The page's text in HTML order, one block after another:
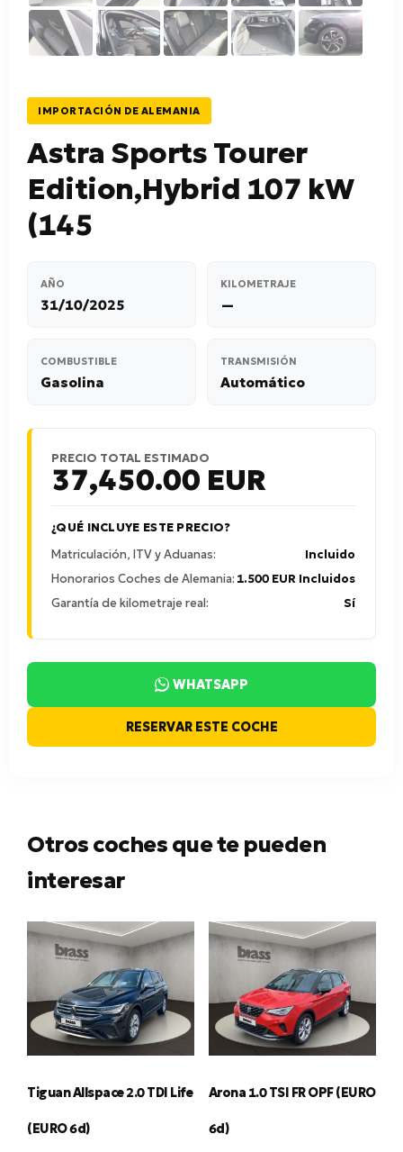
IMPORTACIÓN DE ALEMANIA
Astra Sports Tourer
Edition,Hybrid 107 kW
(145
AÑO
31/10/2025
KILOMETRAJE
—
COMBUSTIBLE
Gasolina
TRANSMISIÓN
Automático
PRECIO TOTAL ESTIMADO
37,450.00 EUR
¿QUÉ INCLUYE ESTE PRECIO?
Matriculación, ITV y Aduanas:
Incluido
Honorarios Coches de Alemania: 1.500 EUR Incluidos
Garantía de kilometraje real:
Sí
WHATSAPP
RESERVAR ESTE COCHE
Otros coches que te pueden
interesar
Tiguan Allspace 2.0 TDI Life
(EURO 6d)
Arona 1.0 TSI FR OPF (EURO
6d)